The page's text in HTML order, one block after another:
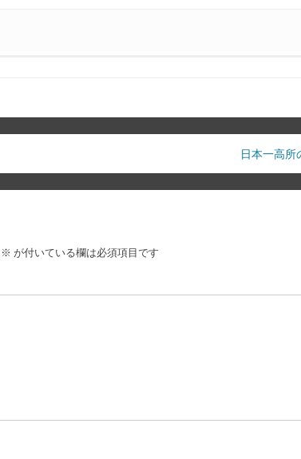
日本一高所
※ が付いている欄は必須項目です